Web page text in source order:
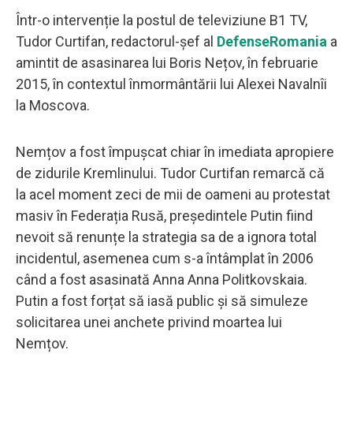
Într-o intervenție la postul de televiziune B1 TV,
Tudor Curtifan, redactorul-șef al DefenseRomania a
amintit de asasinarea lui Boris Nețov, în februarie
2015, în contextul înmormântării lui Alexei Navalnîi
la Moscova.
Nemțov a fost împușcat chiar în imediata apropiere
de zidurile Kremlinului. Tudor Curtifan remarcă că
la acel moment zeci de mii de oameni au protestat
masiv în Federația Rusă, președintele Putin fiind
nevoit să renunțe la strategia sa de a ignora total
incidentul, asemenea cum s-a întâmplat în 2006
când a fost asasinată Anna Anna Politkovskaia.
Putin a fost forțat să iasă public și să simuleze
solicitarea unei anchete privind moartea lui
Nemțov.